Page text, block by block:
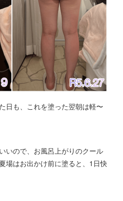
日も、これを塗った翌朝は軽〜
いので、お風呂上がりのクール
場はお出かけ前に塗ると、1日快